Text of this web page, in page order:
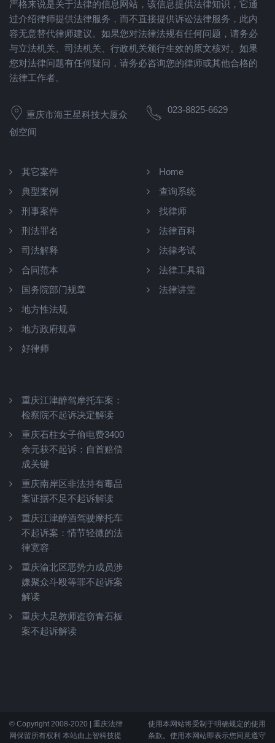
严格来说是关于法律的信息网站，该信息提供法律知识，它通
过介绍律师提供法律服务，而不直接提供诉讼法律服务，此内
容无意替代律师建议。如果您对法律法规有任何问题，请务必
与立法机关、司法机关、行政机关颁行生效的原文核对。如果
您对法律问题有任何疑问，请务必咨询您的律师或其他合格的
法律工作者。
重庆市海王星科技大厦众
创空间
023-8825-6629
其它案件
典型案例
刑事案件
刑法罪名
司法解释
合同范本
国务院部门规章
地方性法规
地方政府规章
好律师
Home
查询系统
找律师
法律百科
法律考试
法律工具箱
法律讲堂
重庆江津醉驾摩托车案：
检察院不起诉决定解读
重庆石柱女子偷电费3400
余元获不起诉：自首赔偿
成关键
重庆南岸区非法持有毒品
案证据不足不起诉解读
重庆江津醉酒驾驶摩托车
不起诉案：情节轻微的法
律宽容
重庆渝北区恶势力成员涉
嫌聚众斗殴等罪不起诉案
解读
重庆大足教师盗窃青石板
案不起诉解读
© Copyright 2008-2020 | 重庆法律
网保留所有权利 本站由上智科技提
使用本网站将受制于明确规定的使用
条款。使用本网站即表示您同意遵守